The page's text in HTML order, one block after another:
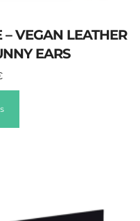
– VEGAN LEATHER
EARS